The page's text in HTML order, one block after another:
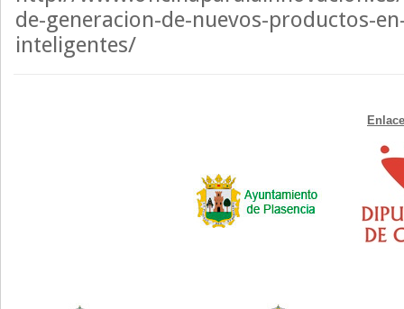
de-generacion-de-nuevos-productos-
inteligentes/